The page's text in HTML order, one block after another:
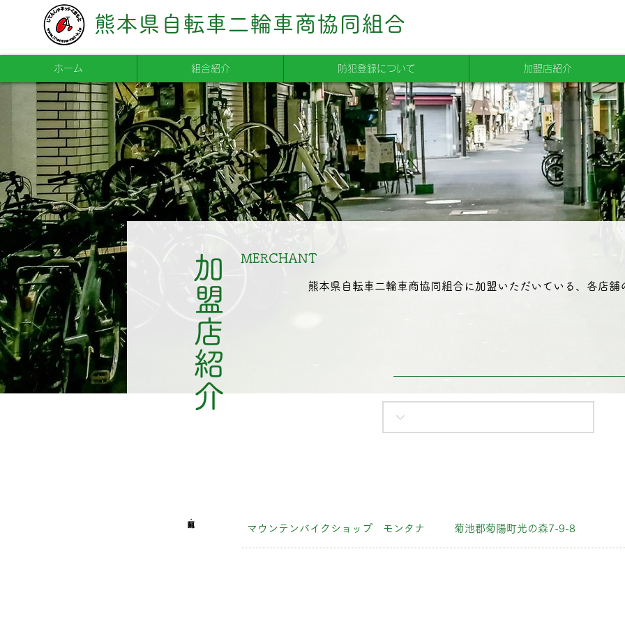
熊本県自転車二輪車商協同組合
ホーム 組合紹介 防犯登録について 加盟店紹介
加盟店紹介 MERCHANT
熊本県自転車二輪車商協同組合に加盟いただいている、各店舗
マウンテンバイクショップ モンタナ 菊池郡菊陽町光の森7-9-8